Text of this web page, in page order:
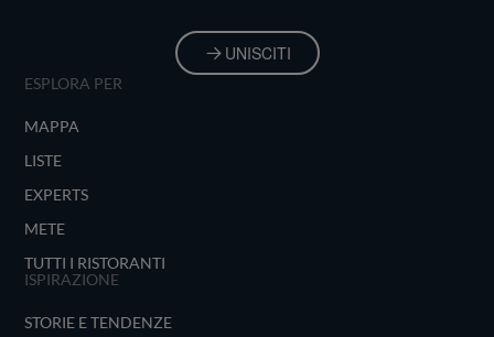
UNISCITI
ESPLORA PER
MAPPA
LISTE
EXPERTS
METE
TUTTI I RISTORANTI
ISPIRAZIONE
STORIE E TENDENZE